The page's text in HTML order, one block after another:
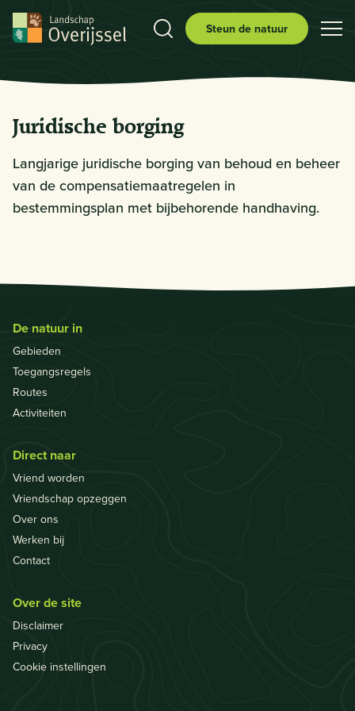
Steun de natuur
Juridische borging
Langjarige juridische borging van behoud en beheer
van de compensatiemaatregelen in
bestemmingsplan met bijbehorende handhaving.
De natuur in
Gebieden
Toegangsregels
Routes
Activiteiten
Direct naar
Vriend worden
Vriendschap opzeggen
Over ons
Werken bij
Contact
Over de site
Disclaimer
Privacy
Cookie instellingen